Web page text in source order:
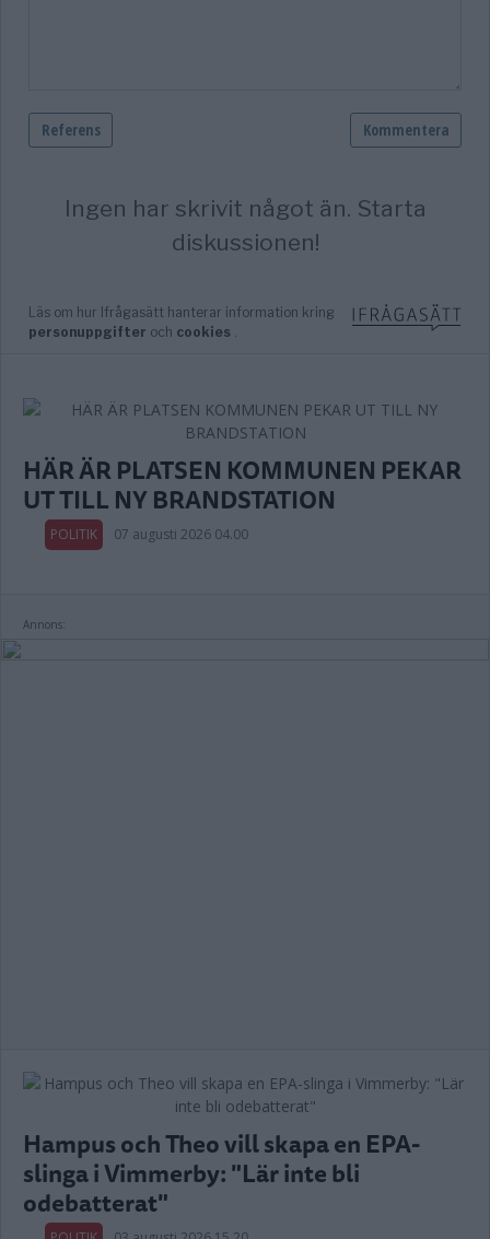
HÄR ÄR PLATSEN KOMMUNEN PEKAR
UT TILL NY BRANDSTATION
POLITIK 07 augusti 2026 04.00
Annons:
Hampus och Theo vill skapa en EPA-
slinga i Vimmerby: "Lär inte bli
odebatterat"